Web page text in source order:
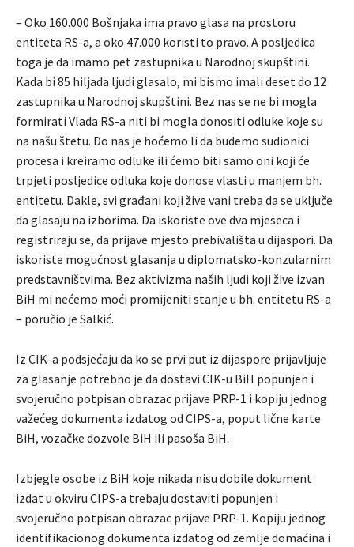
– Oko 160.000 Bošnjaka ima pravo glasa na prostoru
entiteta RS-a, a oko 47.000 koristi to pravo. A posljedica
toga je da imamo pet zastupnika u Narodnoj skupštini.
Kada bi 85 hiljada ljudi glasalo, mi bismo imali deset do 12
zastupnika u Narodnoj skupštini. Bez nas se ne bi mogla
formirati Vlada RS-a niti bi mogla donositi odluke koje su
na našu štetu. Do nas je hoćemo li da budemo sudionici
procesa i kreiramo odluke ili ćemo biti samo oni koji će
trpjeti posljedice odluka koje donose vlasti u manjem bh.
entitetu. Dakle, svi građani koji žive vani treba da se uključe
da glasaju na izborima. Da iskoriste ove dva mjeseca i
registriraju se, da prijave mjesto prebivališta u dijaspori. Da
iskoriste mogućnost glasanja u diplomatsko-konzularnim
predstavništvima. Bez aktivizma naših ljudi koji žive izvan
BiH mi nećemo moći promijeniti stanje u bh. entitetu RS-a
– poručio je Salkić.
Iz CIK-a podsjećaju da ko se prvi put iz dijaspore prijavljuje
za glasanje potrebno je da dostavi CIK-u BiH popunjen i
svojeručno potpisan obrazac prijave PRP-1 i kopiju jednog
važećeg dokumenta izdatog od CIPS-a, poput lične karte
BiH, vozačke dozvole BiH ili pasoša BiH.
Izbjegle osobe iz BiH koje nikada nisu dobile dokument
izdat u okviru CIPS-a trebaju dostaviti popunjen i
svojeručno potpisan obrazac prijave PRP-1. Kopiju jednog
identifikacionog dokumenta izdatog od zemlje domaćina i